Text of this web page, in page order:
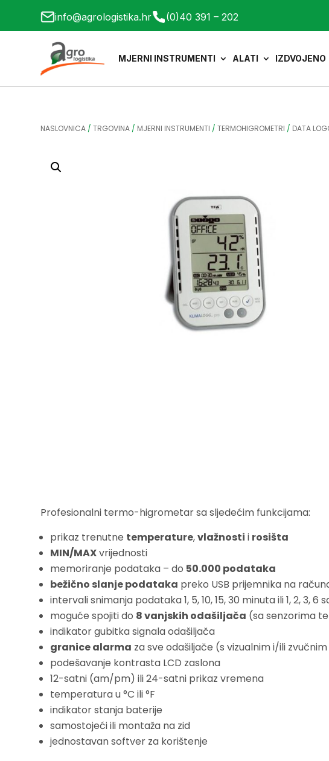
info@agrologistika.hr (0)40 391 – 202
MJERNI INSTRUMENTI ALATI IZDVOJENO
NASLOVNICA /TRGOVINA / MJERNI INSTRUMENTI /TERMOHIGROMETRI / DATA
Profesionalni termo-higrometar sa sljedećim funkcijama:
prikaz trenutne temperature,vlažnosti i rosišta
MIN/MAXvrijednosti
memoriranje podataka – do 50.000 podataka
bežično slanje podataka preko USB prijemnika na
intervali snimanja podataka 1, 5, 10, 15, 30 minuta ili 1, 2, 3, 6
moguće spojiti do 8 vanjskih odašiljača (sa senzorima
indikator gubitka signala odašiljača
granice alarma za sve odašiljače (s vizualnim i/ili
podešavanje kontrasta LCD zaslona
12-satni (am/pm) ili 24-satni prikaz vremena
temperatura u °C ili °F
indikator stanja baterije
samostojeći ili montaža na zid
jednostavan softver za korištenje